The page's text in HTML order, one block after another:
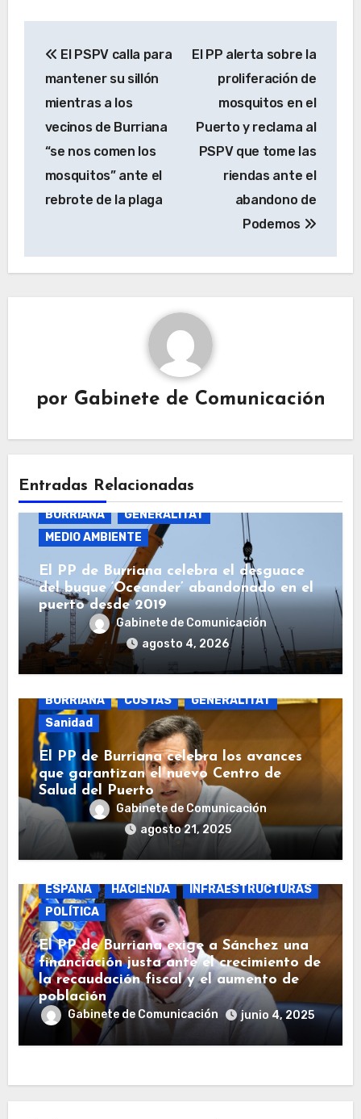
de
entradas
El PSPV calla para
mantener su sillón
mientras a los
vecinos de Burriana
“se nos comen los
mosquitos” ante el
rebrote de la plaga
El PP alerta sobre la
proliferación de
mosquitos en el
Puerto y reclama al
PSPV que tome las
riendas ante el
abandono de
Podemos
por Gabinete de Comunicación
Entradas Relacionadas
BURRIANA
GENERALITAT
MEDIO AMBIENTE
El PP de Burriana celebra el desguace
del buque ‘Oceander’ abandonado en el
puerto desde 2019
Gabinete de Comunicación
agosto 4, 2026
BURRIANA COSTAS
GENERALITAT
Sanidad
El PP de Burriana celebra los avances
que garantizan el nuevo Centro de
Salud del Puerto
Gabinete de Comunicación
agosto 21, 2025
ESPAÑA
HACIENDA
INFRAESTRUCTURAS
POLÍTICA
El PP de Burriana exige a Sánchez una
financiación justa ante el crecimiento de
la recaudación fiscal y el aumento de
población
Gabinete de Comunicación junio 4, 2025